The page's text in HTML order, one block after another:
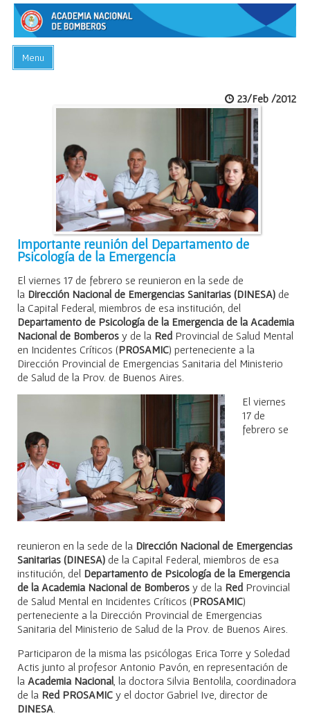
Menu
ACADEMIA
BIBLIOTECA
EVENTOS
CONTACTO
23/Feb /2012
Importante reunión del Departamento de
Psicología de la Emergencia
El viernes 17 de febrero se reunieron en la sede de
la Dirección Nacional de Emergencias Sanitarias (DINESA) de
la Capital Federal, miembros de esa institución, del
Departamento de Psicología de la Emergencia de la Academia
Nacional de Bomberos y de la Red Provincial de Salud Mental
en Incidentes Críticos (PROSAMIC) perteneciente a la
Dirección Provincial de Emergencias Sanitaria del Ministerio
de Salud de la Prov. de Buenos Aires.
El viernes
17 de
febrero se
reunieron en la sede de la Dirección Nacional de Emergencias
Sanitarias (DINESA) de la Capital Federal, miembros de esa
institución, del Departamento de Psicología de la Emergencia
de la Academia Nacional de Bomberos y de la Red Provincial
de Salud Mental en Incidentes Críticos (PROSAMIC)
perteneciente a la Dirección Provincial de Emergencias
Sanitaria del Ministerio de Salud de la Prov. de Buenos Aires.
Participaron de la misma las psicólogas Erica Torre y Soledad
Actis junto al profesor Antonio Pavón, en representación de
la Academia Nacional , la doctora Silvia Bentolila, coordinadora
de la Red PROSAMIC y el doctor Gabriel Ive, director de
DINESA